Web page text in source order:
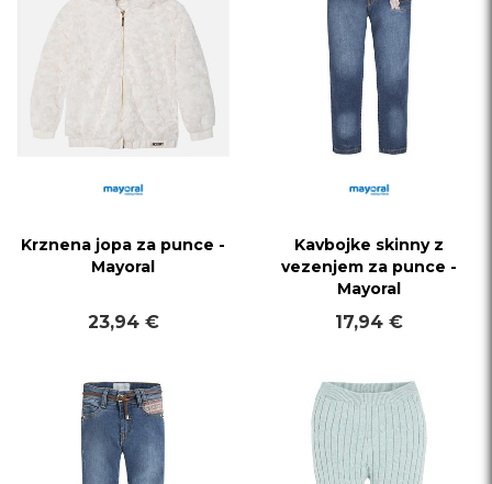
Krznena jopa za punce -
Mayoral
23,94 €
Kavbojke skinny z
vezenjem za punce -
Mayoral
17,94 €